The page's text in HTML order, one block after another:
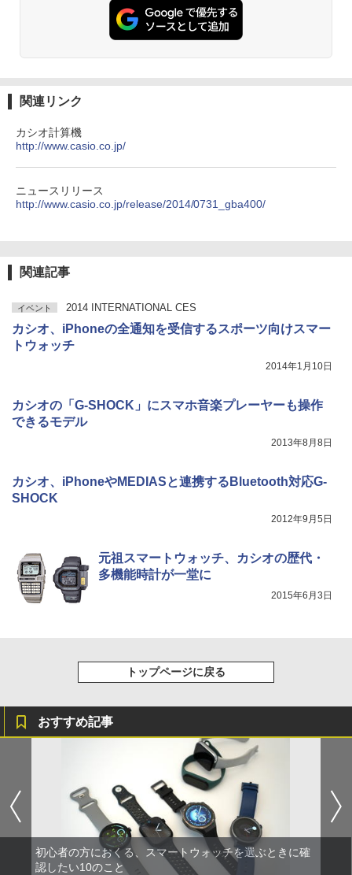
関連リンク
カシオ計算機
http://www.casio.co.jp/
ニュースリリース
http://www.casio.co.jp/release/2014/0731_gba400/
関連記事
イベント 2014 INTERNATIONAL CES
カシオ、iPhoneの全通知を受信するスポーツ向けスマー
トウォッチ
2014年1月10日
カシオの「G-SHOCK」にスマホ音楽プレーヤーも操作
できるモデル
2013年8月8日
カシオ、iPhoneやMEDIASと連携するBluetooth対応G-
SHOCK
2012年9月5日
元祖スマートウォッチ、カシオの歴代・
多機能時計が一堂に
2015年6月3日
トップページに戻る
おすすめ記事
初心者の方におくる、スマートウォッチを選ぶときに確
認したい10のこと